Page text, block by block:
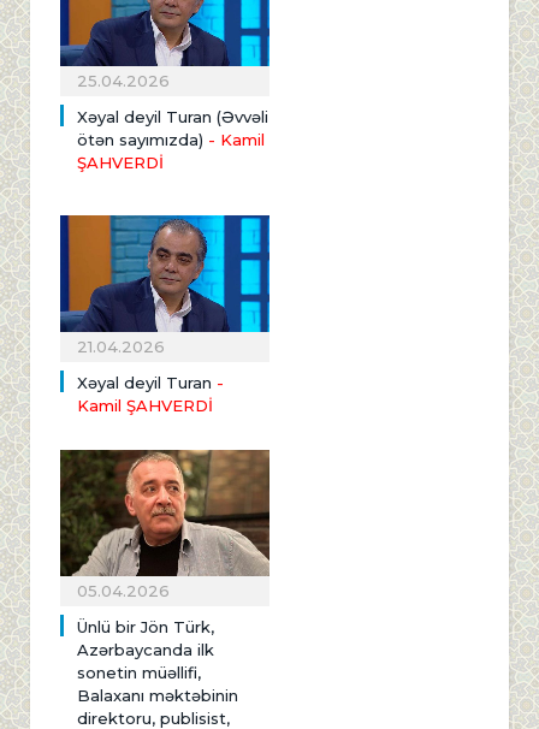
25.04.2026
Xəyal deyil Turan (Əvvəli
ötən sayımızda) - Kamil
ŞAHVERDİ
21.04.2026
Xəyal deyil Turan -
Kamil ŞAHVERDİ
05.04.2026
Ünlü bir Jön Türk,
Azərbaycanda ilk
sonetin müəllifi,
Balaxanı məktəbinin
direktoru, publisist,